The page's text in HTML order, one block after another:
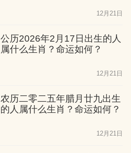
12月21日
公历2026年2月17日出生的人
属什么生肖？命运如何？
12月21日
农历二零二五年腊月廿九出生
的人属什么生肖？命运如何？
12月21日